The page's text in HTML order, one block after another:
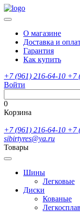
О магазине
Доставка и
Гарантия
Как купить
+7 (961) 216-64-10 +7
Войти
0
Корзина
+7 (961) 216-64-10 +7
sibirtyres@ya.ru
Товары
Шины
Легковые
Диски
Кованые